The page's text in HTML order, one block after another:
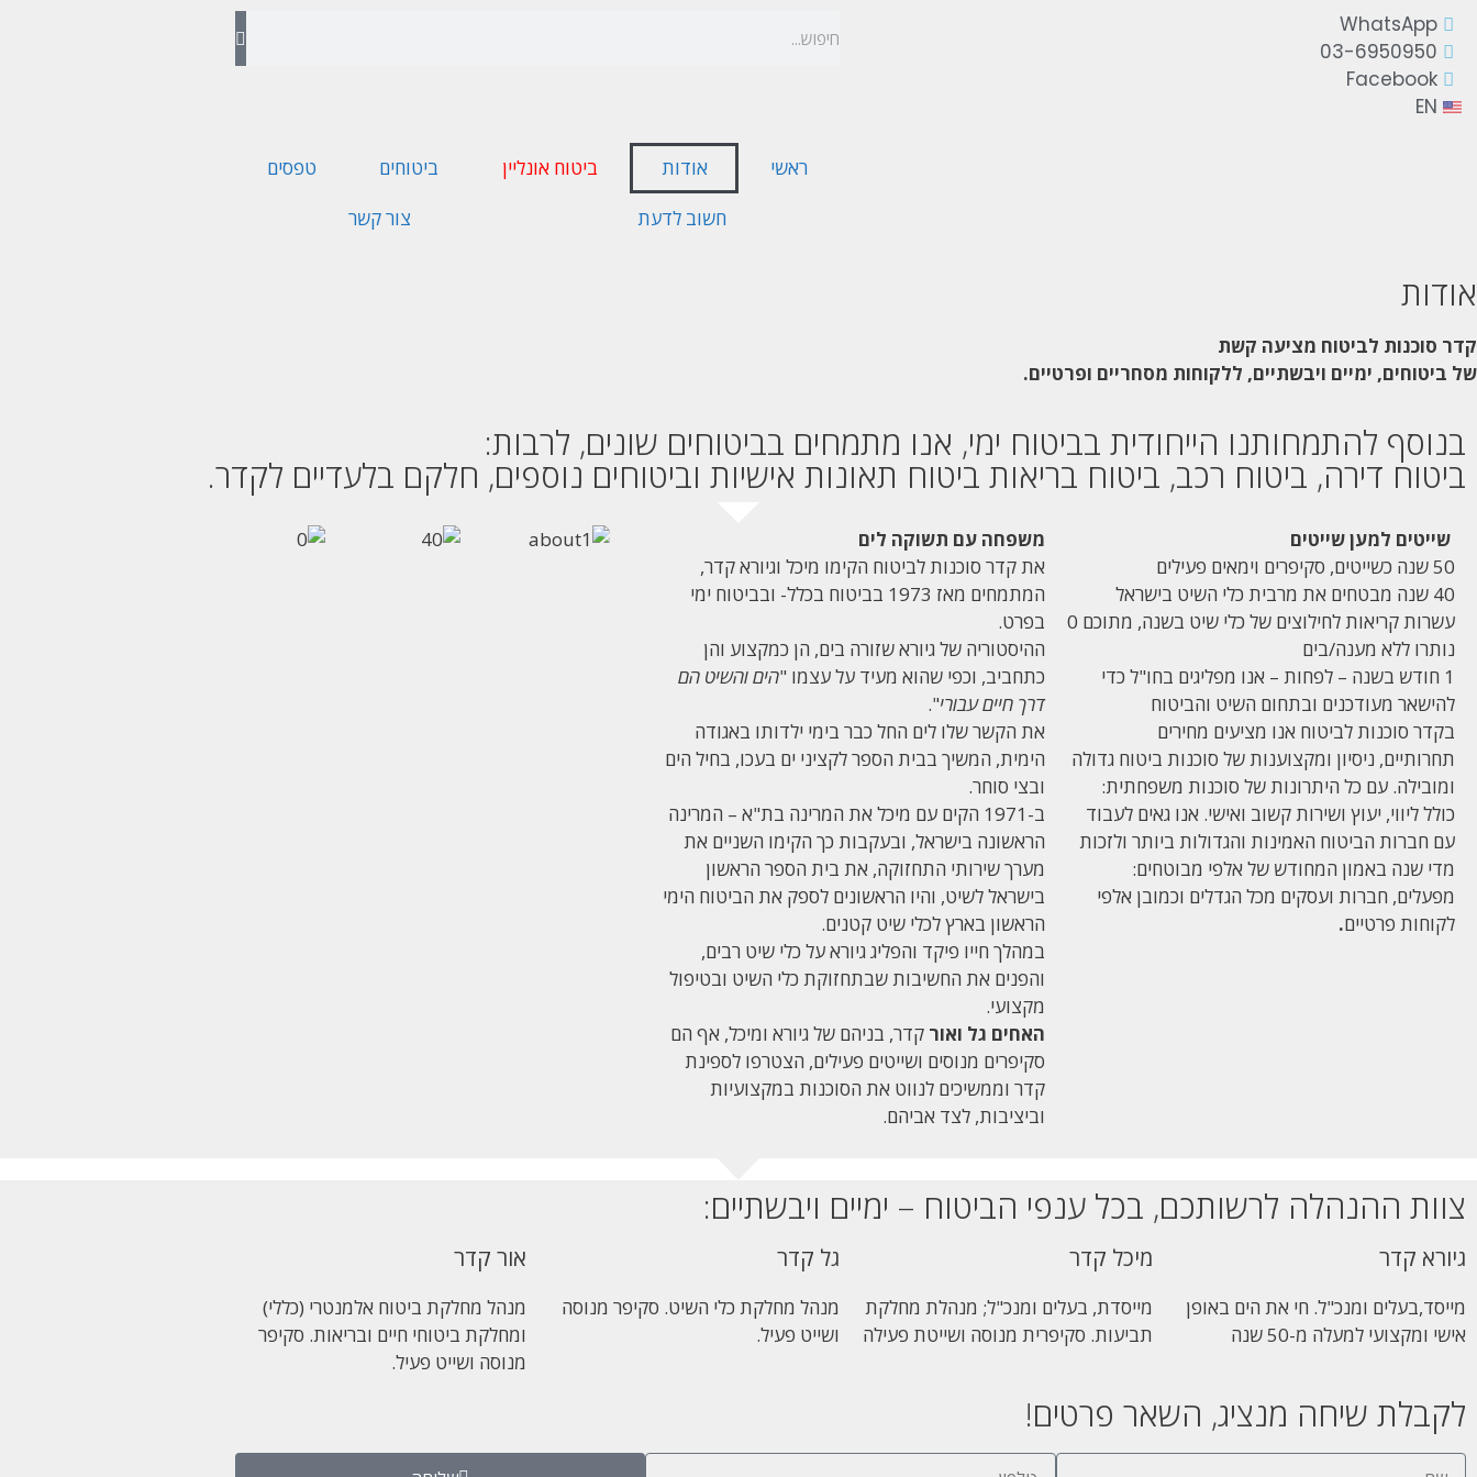
WhatsApp
03-6950950
Facebook
EN
ראשי אודות ביטוח אונליין ביטוחים
טפסים
חשוב לדעת
צור קשר
אודות
קדר סוכנות לביטוח מציעה קשת
של ביטוחים, ימיים ויבשתיים, ללקוחות מסחריים ופרטיים.
בנוסף להתמחותנו הייחודית בביטוח ימי, אנו מתמחים בביטוחים שונים, לרבות:
ביטוח דירה, ביטוח רכב, ביטוח בריאות ביטוח תאונות אישיות וביטוחים נוספים, חלקם בלעדיים לקדר.
שייטים למען שייטים
50 שנה כשייטים, סקיפרים וימאים פעילים
40 שנה מבטחים את מרבית כלי השיט בישראל
עשרות קריאות לחילוצים של כלי שיט בשנה, מתוכם 0
נותרו ללא מענה/בים
1 חודש בשנה – לפחות – אנו מפליגים בחו"ל כדי
להישאר מעודכנים ובתחום השיט והביטוח
בקדר סוכנות לביטוח אנו מציעים מחירים
תחרותיים, ניסיון ומקצוענות של סוכנות ביטוח גדולה
ומובילה. עם כל היתרונות של סוכנות משפחתית:
כולל ליווי, יעוץ ושירות קשוב ואישי. אנו גאים לעבוד
עם חברות הביטוח האמינות והגדולות ביותר ולזכות
מדי שנה באמון המחודש של אלפי מבוטחים:
מפעלים, חברות ועסקים מכל הגדלים וכמובן אלפי
לקוחות פרטיים.
משפחה עם תשוקה לים
את קדר סוכנות לביטוח הקימו מיכל וגיורא קדר,
המתמחים מאז 1973 בביטוח בכלל- ובביטוח ימי
בפרט.
ההיסטוריה של גיורא שזורה בים, הן כמקצוע והן
כתחביב, וכפי שהוא מעיד על עצמו "הים והשיט הם
דרך חיים עבורי".
את הקשר שלו לים החל כבר בימי ילדותו באגודה
הימית, המשיך בבית הספר לקציני ים בעכו, בחיל הים
ובצי סוחר.
ב-1971 הקים עם מיכל את המרינה בת"א – המרינה
הראשונה בישראל, ובעקבות כך הקימו השניים את
מערך שירותי התחזוקה, את בית הספר הראשון
בישראל לשיט, והיו הראשונים לספק את הביטוח הימי
הראשון בארץ לכלי שיט קטנים.
במהלך חייו פיקד והפליג גיורא על כלי שיט רבים,
והפנים את החשיבות שבתחזוקת כלי השיט ובטיפול
מקצועי.
האחים גל ואור קדר, בניהם של גיורא ומיכל, אף הם
סקיפרים מנוסים ושייטים פעילים, הצטרפו לספינת
קדר וממשיכים לנווט את הסוכנות במקצועיות
וביציבות, לצד אביהם.
צוות ההנהלה לרשותכם, בכל ענפי הביטוח – ימיים ויבשתיים:
גיורא קדר
מייסד,בעלים ומנכ"ל. חי את הים באופן
אישי ומקצועי למעלה מ-50 שנה
מיכל קדר
מייסדת, בעלים ומנכ"ל; מנהלת מחלקת
תביעות. סקיפרית מנוסה ושייטת פעילה
גל קדר
מנהל מחלקת כלי השיט. סקיפר מנוסה
ושייט פעיל.
אור קדר
מנהל מחלקת ביטוח אלמנטרי (כללי)
ומחלקת ביטוחי חיים ובריאות. סקיפר
מנוסה ושייט פעיל.
לקבלת שיחה מנציג, השאר פרטים!